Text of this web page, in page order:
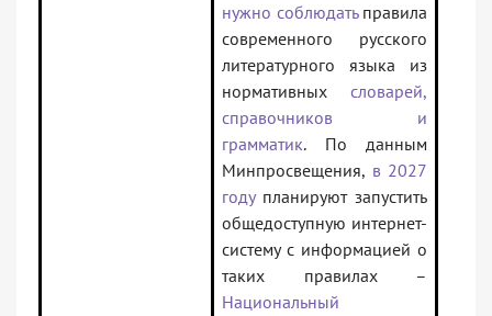
нужно соблюдатьправила
современного русского
литературного языка из
нормативных словарей,
справочников и
грамматик. По данным
Минпросвещения, в 2027
годупланируют запустить
общедоступную интернет-
систему с информацией о
таких правилах –
Национальный